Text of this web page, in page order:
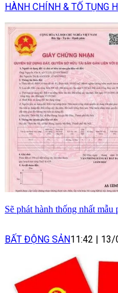
HÀNH CHÍNH & TỐ TỤNG
Sẽ phát hành thống nhất
BẤT ĐỘNG SẢN11:42 | 13/